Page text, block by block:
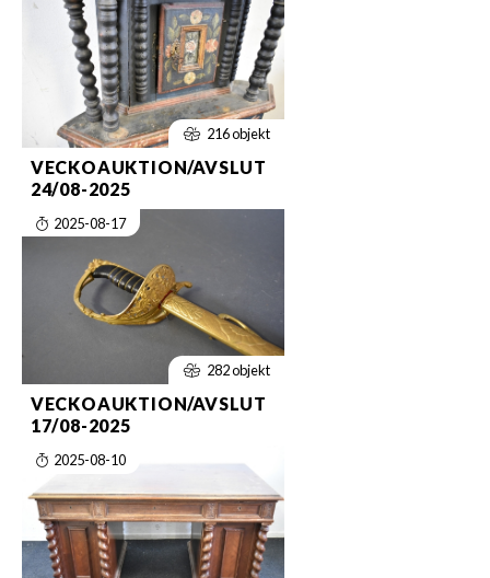
216 objekt
VECKOAUKTION/AVSLUT
24/08-2025
2025-08-17
282 objekt
VECKOAUKTION/AVSLUT
17/08-2025
2025-08-10